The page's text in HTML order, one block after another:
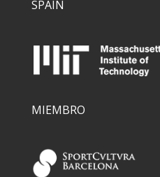
SPAIN
MIEMBRO